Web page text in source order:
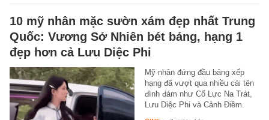
10 mỹ nhân mặc sườn xám đẹp nhất Trung
Quốc: Vương Sở Nhiên bét bảng, hạng 1
đẹp hơn cả Lưu Diệc Phi
Mỹ nhân đứng đầu bảng xếp
hạng đã vượt qua nhiều cái tên
đình đám như Cổ Lực Na Trát,
Lưu Diệc Phi và Cảnh Điềm.